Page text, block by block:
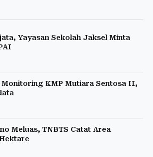
Yayasan Sekolah Jaksel Minta
Monitoring KMP Mutiara Sentosa II,
Meluas, TNBTS Catat Area